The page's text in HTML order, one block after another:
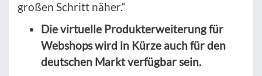
großen Schritt näher.“
Die virtuelle Produkterweiterung für
Webshops wird in Kürze auch für den
deutschen Markt verfügbar sein.